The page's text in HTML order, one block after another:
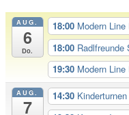
AUG.
6
Do.
18:00 Modern Line
18:00 Radlfreunde
19:30 Modern Line
AUG.
7
14:30